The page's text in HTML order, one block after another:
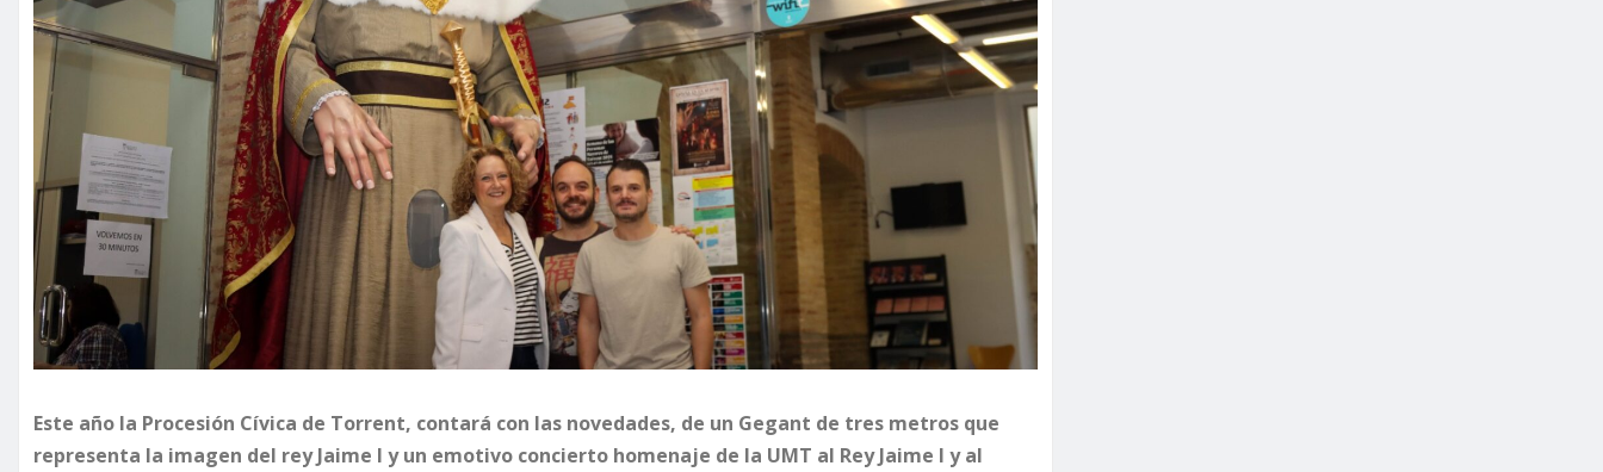
Este año la Procesión Cívica de Torrent, contará con las novedades, de un Gegant de tres metros que
representa la imagen del rey Jaime I y un emotivo concierto homenaje de la UMT al Rey Jaime I y al